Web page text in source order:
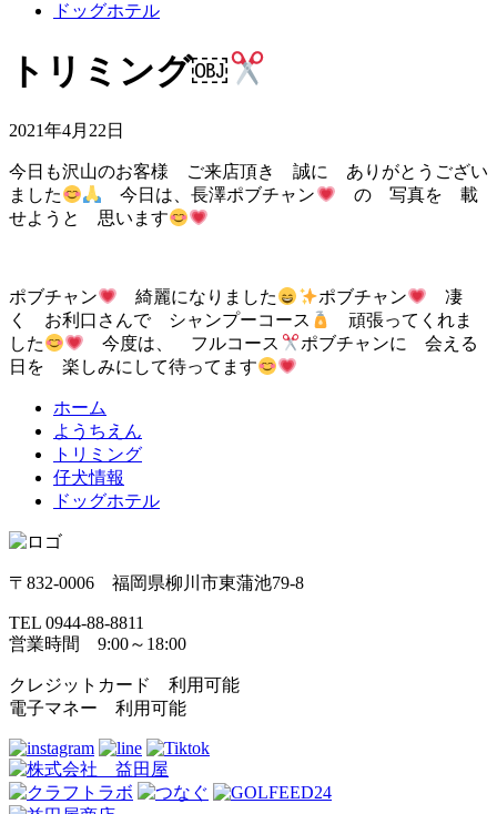
ドッグホテル
トリミング￼
2021年4月22日
今日も沢山のお客様 ご来店頂き 誠に ありがとうござい
ました
今日は、長澤ポブチャン
の 写真を 載
せようと 思います
ポブチャン 綺麗になりました ポブチャン
凄
く お利口さんで シャンプーコース
頑張ってくれま
した
今度は、 フルコース
ポブチャンに 会える
日を 楽しみにして待ってます
ホーム
ようちえん
トリミング
仔犬情報
ドッグホテル
〒832-0006 福岡県柳川市東蒲池79-8
TEL 0944-88-8811
営業時間 9:00～18:00
クレジットカード 利用可能
電子マネー 利用可能